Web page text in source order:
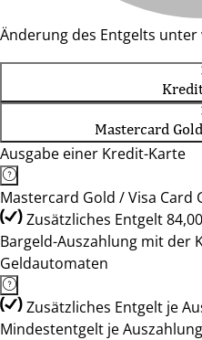
Änderung des Entgelts
Mastercard
Ausgabe einer Kredit-Karte
Mastercard Gold / Visa Card
Zusätzliches Entgelt
Bargeld-Auszahlung mit der
Geldautomaten
Zusätzliches Entgelt je
Mindestentgelt je